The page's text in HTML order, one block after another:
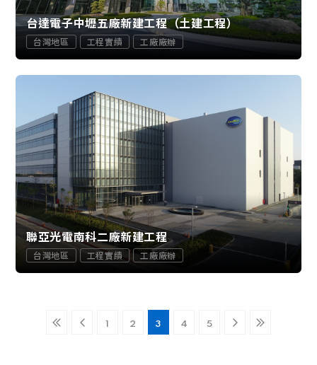
台達電子中壢五廠新建工程（土建工程）
台灣地區 工程實績 工廠廠辦
聯亞光電南科二廠新建工程
台灣地區 工程實績 工廠廠辦
1 2 3 4 5